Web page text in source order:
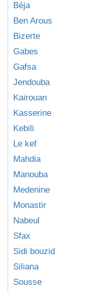
Béja
Ben Arous
Bizerte
Gabes
Gafsa
Jendouba
Kairouan
Kasserine
Kebili
Le kef
Mahdia
Manouba
Medenine
Monastir
Nabeul
Sfax
Sidi bouzid
Siliana
Sousse